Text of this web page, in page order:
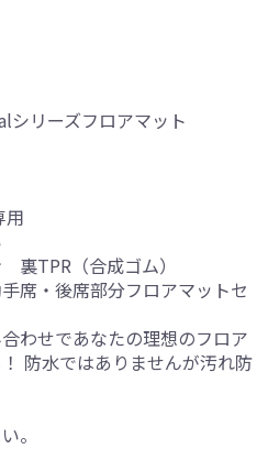
シリーズフロアマット
用
TPR（合成ゴム）
席・後席部分フロアマットセ
わせであなたの理想のフロア
防水ではありませんが汚れ防
。